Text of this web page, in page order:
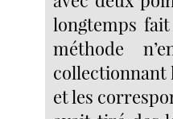
longtemps
méthode
collectionnant
et les